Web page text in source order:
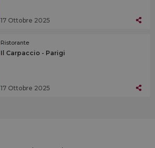
17 Ottobre 2025
Ristorante
Il Carpaccio - Parigi
17 Ottobre 2025